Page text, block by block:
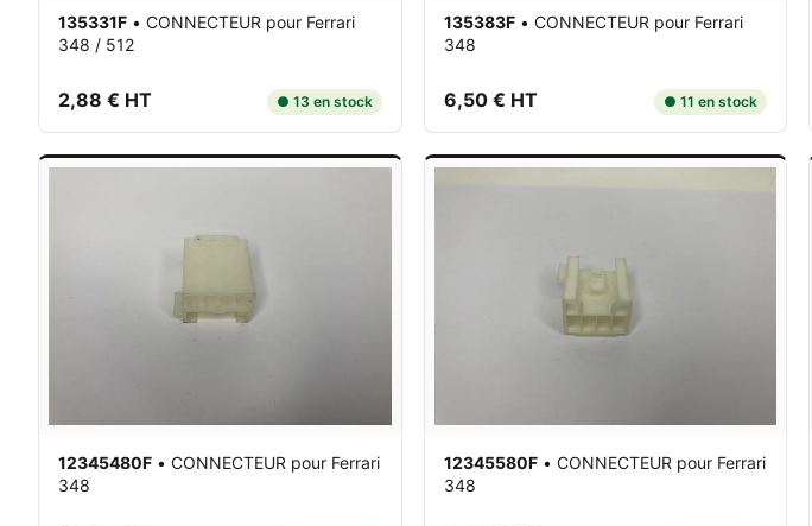
135331F • CONNECTEUR pour Ferrari
348 / 512
2,88 € HT ● 13 en stock
135383F • CONNECTEUR pour Ferrari
348
6,50 € HT ● 11 en stock
12345480F • CONNECTEUR pour Ferrari
348
12345580F • CONNECTEUR pour Ferrari
348